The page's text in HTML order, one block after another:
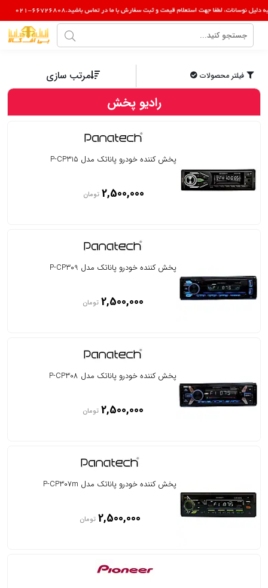
فیلتر محصولات مرتب سازی
رادیو پخش
پخش کننده خودرو پاناتک مدل P-CP315
2,500,000 تومان
پخش کننده خودرو پاناتک مدل P-CP309
2,500,000 تومان
پخش کننده خودرو پاناتک مدل P-CP308
2,500,000 تومان
پخش کننده خودرو پاناتک مدل P-CP307m
2,500,000 تومان